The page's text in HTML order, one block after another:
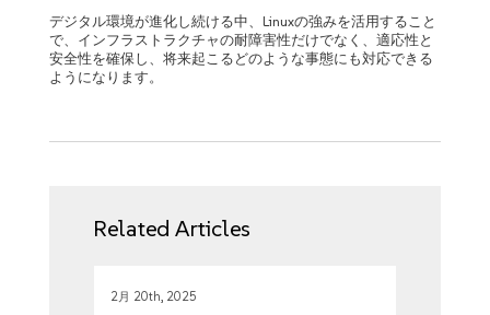
デジタル環境が進化し続ける中、Linuxの強みを活用すること
で、インフラストラクチャの耐障害性だけでなく、適応性と
安全性を確保し、将来起こるどのような事態にも対応できる
ようになります。
Related Articles
2月 20th, 2025